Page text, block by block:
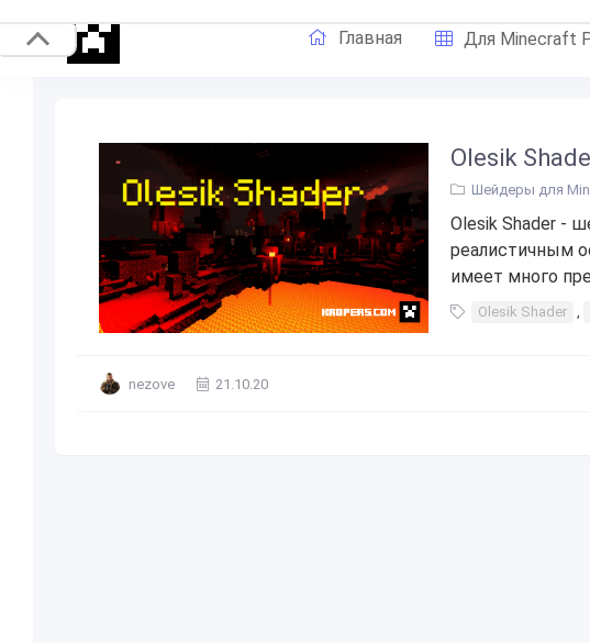
Главная Для Minecraft
Olesik
Шейдеры для
Olesik Shader -
реалистичным
имеет много
Olesik Shader ,
nezove 21.10.20